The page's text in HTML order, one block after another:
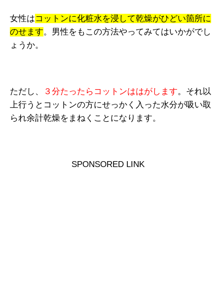
女性はコットンに化粧水を浸して乾燥がひどい箇所に
のせます。男性をもこの方法やってみてはいかがでし
ょうか。
ただし、 ３分たったらコットンははがします。それ以
上行うとコットンの方にせっかく入った水分が吸い取
られ余計乾燥をまねくことになります。
SPONSORED LINK